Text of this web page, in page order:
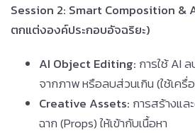
Session 2: Smart Composition &
ตกแต่งองค์ประกอบอัจฉริยะ)
AI Object Editing: การใช้ AI
จากภาพ หรือลบส่วนเกิน (ใช้เค
Creative Assets: การสร้างแ
ฉาก (Props) ให้เข้ากับเนื้อหา